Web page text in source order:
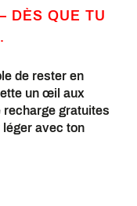
DÈS QUE TU
de rester en
un œil aux
recharge gratuites
avec ton